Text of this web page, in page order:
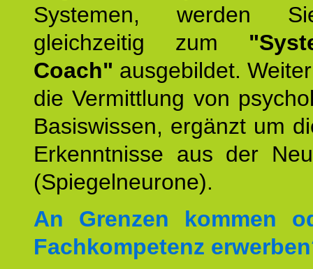
Systemen, werden
gleichzeitig zum
Coach" ausgebildet.
die Vermittlung von
Basiswissen, ergänzt um
Erkenntnisse aus der
(Spiegelneurone).
An Grenzen kommen
Fachkompetenz